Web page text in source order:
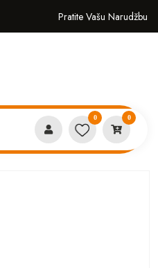
Pratite Vašu Narudžbu
0 0
GUESS iPhone 16 PRO MAX A8